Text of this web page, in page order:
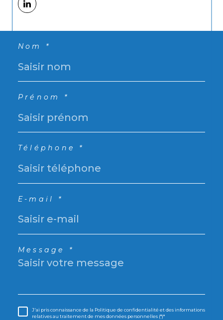
Nom *
Prénom *
Téléphone *
E-mail *
Message *
J'ai pris connaissance de la Politique de confidentialité et des informations
relatives au traitement de mes données personnelles (*)*